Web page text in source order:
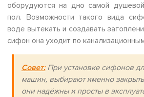
оборудуются на дно самой
пол. Возможности такого вида
воде вытекать и создавать
сифон она уходит по
Совет:При установке сифонов
машин, выбирают именно
они надёжны и просты в